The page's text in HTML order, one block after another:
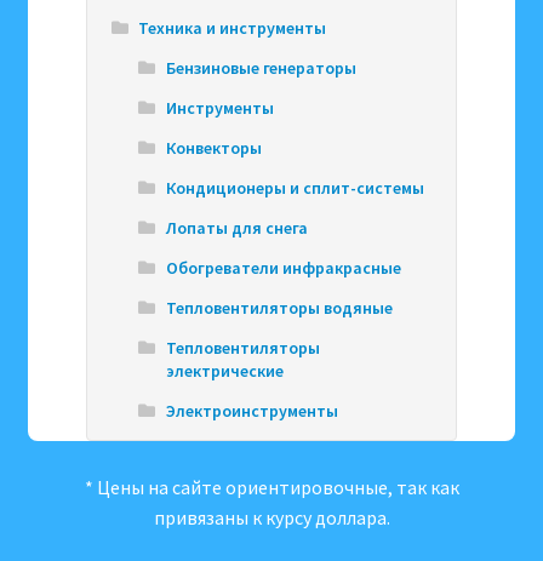
Техника и инструменты
Бензиновые генераторы
Инструменты
Конвекторы
Кондиционеры и сплит-системы
Лопаты для снега
Обогреватели инфракрасные
Тепловентиляторы водяные
Тепловентиляторы
электрические
Электроинструменты
* Цены на сайте ориентировочные, так как
привязаны к курсу доллара.